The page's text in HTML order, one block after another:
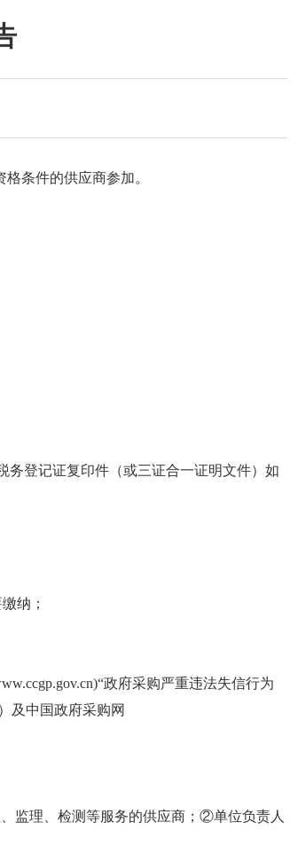
条件的供应商参加。
登记证复印件（或三证合一证明文件）如
纳；
政府采购严重违法失信行为
及中国政府采购网
监理、检测等服务的供应商；②单位负责人